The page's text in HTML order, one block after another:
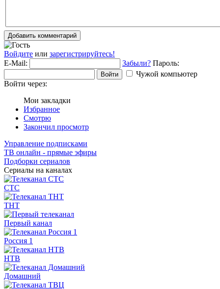
Добавить комментарий
Войдите или зарегистрируйтесь!
E-Mail:
Забыли? Пароль:
Войти
Чужой компьютер
Войти через:
Мои закладки
Избранное
Смотрю
Закончил просмотр
Управление подписками
ТВ онлайн - прямые эфиры
Подборки сериалов
Сериалы на каналах
СТС
ТНТ
Первый канал
Россия 1
НТВ
Домашний